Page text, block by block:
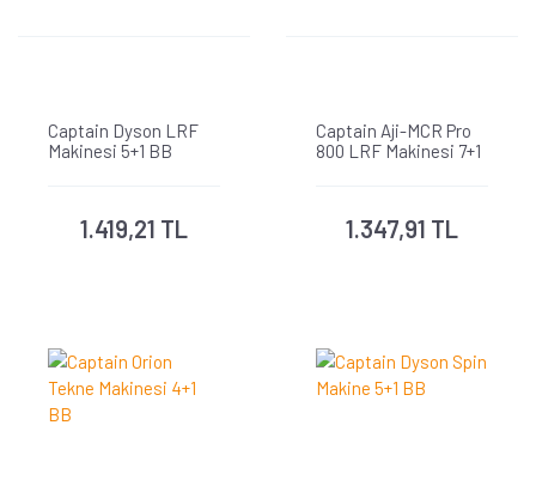
Captain Dyson LRF
Makinesi 5+1 BB
1.419,21 TL
Captain Aji-MCR Pro
800 LRF Makinesi 7+1
1.347,91 TL